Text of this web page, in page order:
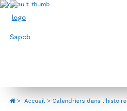
> Accueil Calendriers dans l’histoire
Panneau de gestion des cookies